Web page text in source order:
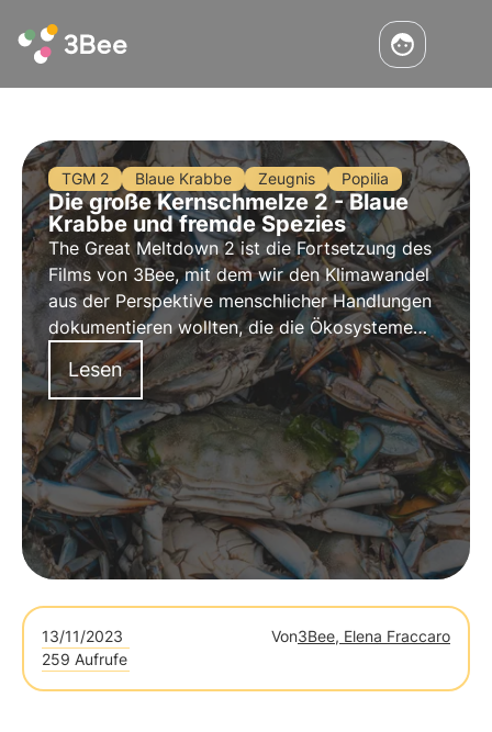
TGM 2 Blaue Krabbe Zeugnis Popilia
Die große Kernschmelze 2 - Blaue
Krabbe und fremde Spezies
The Great Meltdown 2 ist die Fortsetzung des
Films von 3Bee, mit dem wir den Klimawandel
aus der Perspektive menschlicher Handlungen
dokumentieren wollten, die die Ökosysteme
und die biologische Vielfalt verändern.
Entdecken Sie die dritte Folge, die sich mit der
Invasion der blauen Krabbe und fremden Arten
beschäftigt.
Lesen
13/11/2023 Von3Bee, Elena Fraccaro
259 Aufrufe